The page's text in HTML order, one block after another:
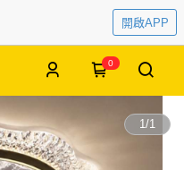
開啟APP
0
1/1